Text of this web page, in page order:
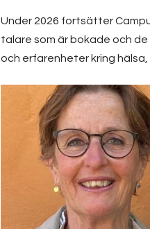
Under 2026 fortsätter
talare som är bokade och de
och erfarenheter kring